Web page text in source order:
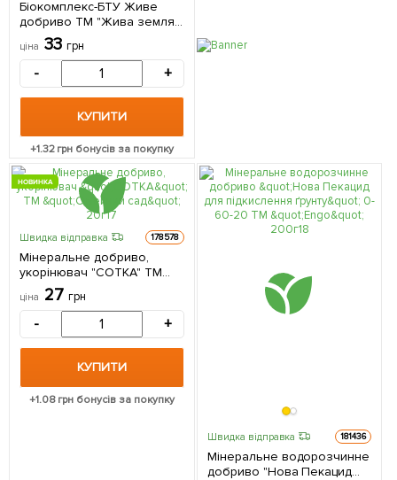
Біокомплекс-БТУ Живе
добриво ТМ "Жива земля"
35мл
ціна 33 грн
- +
КУПИТИ
+1.32грн бонусів за покупку
НОВИНКА
Швидка відправка 178578
Мінеральне добриво,
укорінювач "СОТКА" ТМ
"Сімейний сад" 20г
ціна 27 грн
- +
КУПИТИ
+1.08грн бонусів за покупку
Швидка відправка 181436
Мінеральне водорозчинне
добриво "Нова Пекацид